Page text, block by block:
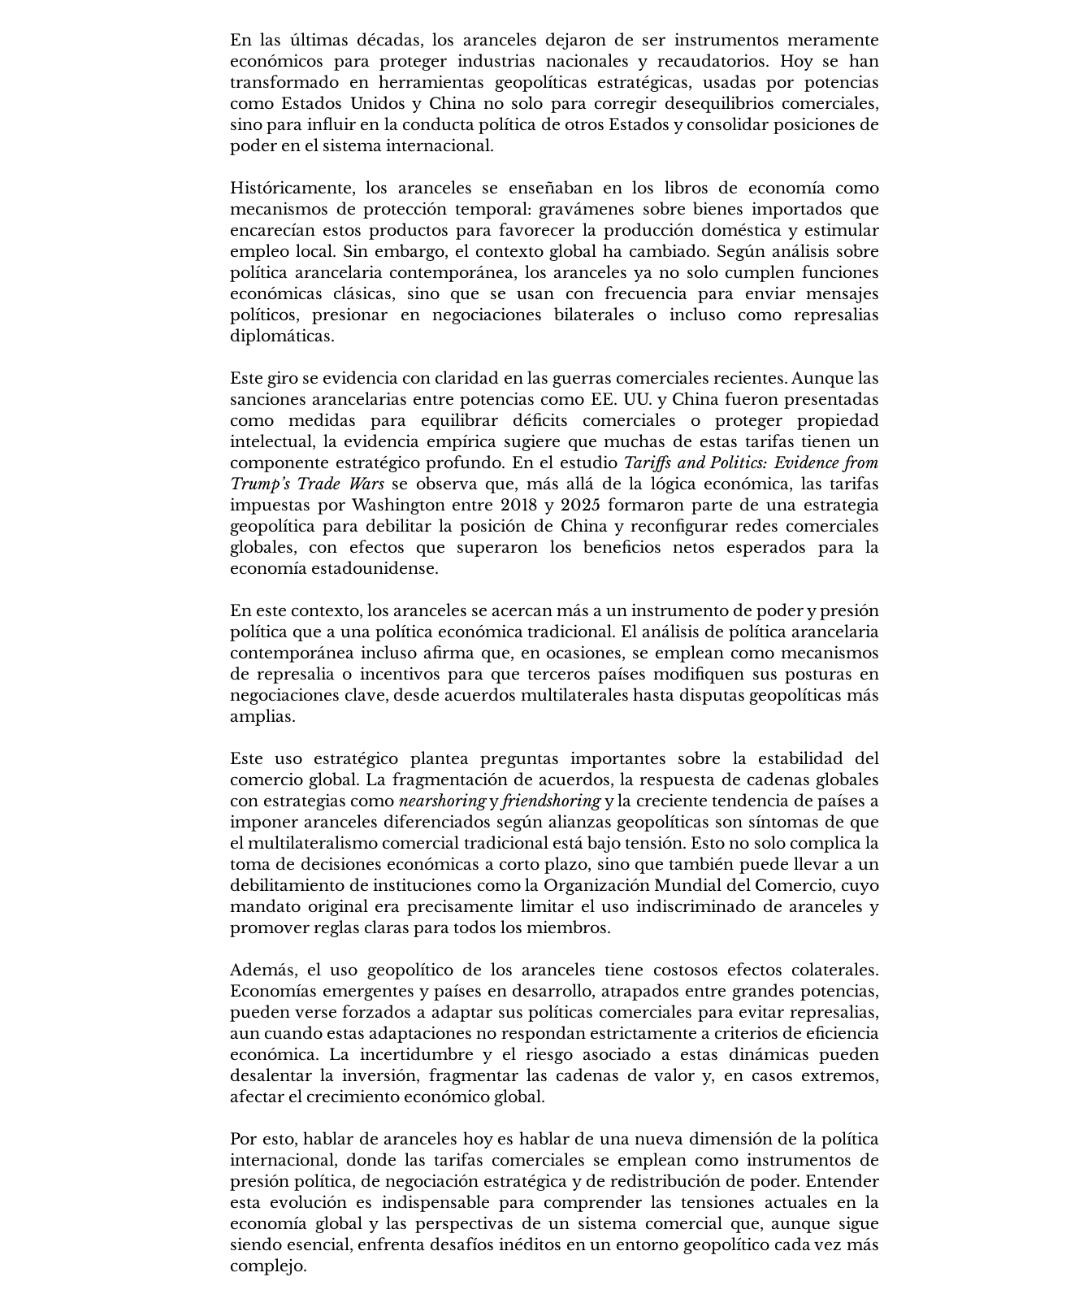
En las últimas décadas, los aranceles dejaron de ser instrumentos meramente
económicos para proteger industrias nacionales y recaudatorios. Hoy se han
transformado en herramientas geopolíticas estratégicas, usadas por potencias
como Estados Unidos y China no solo para corregir desequilibrios comerciales,
sino para influir en la conducta política de otros Estados y consolidar posiciones de
poder en el sistema internacional.
Históricamente, los aranceles se enseñaban en los libros de economía como
mecanismos de protección temporal: gravámenes sobre bienes importados que
encarecían estos productos para favorecer la producción doméstica y estimular
empleo local. Sin embargo, el contexto global ha cambiado. Según análisis sobre
política arancelaria contemporánea, los aranceles ya no solo cumplen funciones
económicas clásicas, sino que se usan con frecuencia para enviar mensajes
políticos, presionar en negociaciones bilaterales o incluso como represalias
diplomáticas.
Este giro se evidencia con claridad en las guerras comerciales recientes. Aunque las
sanciones arancelarias entre potencias como EE. UU. y China fueron presentadas
como medidas para equilibrar déficits comerciales o proteger propiedad
intelectual, la evidencia empírica sugiere que muchas de estas tarifas tienen un
componente estratégico profundo. En el estudio Tariffs and Politics: Evidence from
Trump’s Trade Warsse observa que, más allá de la lógica económica, las tarifas
impuestas por Washington entre 2018 y 2025 formaron parte de una estrategia
geopolítica para debilitar la posición de China y reconfigurar redes comerciales
globales, con efectos que superaron los beneficios netos esperados para la
economía estadounidense.
En este contexto, los aranceles se acercan más a un instrumento de poder y presión
política que a una política económica tradicional. El análisis de política arancelaria
contemporánea incluso afirma que, en ocasiones, se emplean como mecanismos
de represalia o incentivos para que terceros países modifiquen sus posturas en
negociaciones clave, desde acuerdos multilaterales hasta disputas geopolíticas más
amplias.
Este uso estratégico plantea preguntas importantes sobre la estabilidad del
comercio global. La fragmentación de acuerdos, la respuesta de cadenas globales
con estrategias como nearshoringy friendshoringy la creciente tendencia de países a
imponer aranceles diferenciados según alianzas geopolíticas son síntomas de que
el multilateralismo comercial tradicional está bajo tensión. Esto no solo complica la
toma de decisiones económicas a corto plazo, sino que también puede llevar a un
debilitamiento de instituciones como la Organización Mundial del Comercio, cuyo
mandato original era precisamente limitar el uso indiscriminado de aranceles y
promover reglas claras para todos los miembros.
Además, el uso geopolítico de los aranceles tiene costosos efectos colaterales.
Economías emergentes y países en desarrollo, atrapados entre grandes potencias,
pueden verse forzados a adaptar sus políticas comerciales para evitar represalias,
aun cuando estas adaptaciones no respondan estrictamente a criterios de eficiencia
económica. La incertidumbre y el riesgo asociado a estas dinámicas pueden
desalentar la inversión, fragmentar las cadenas de valor y, en casos extremos,
afectar el crecimiento económico global.
Por esto, hablar de aranceles hoy es hablar de una nueva dimensión de la política
internacional, donde las tarifas comerciales se emplean como instrumentos de
presión política, de negociación estratégica y de redistribución de poder. Entender
esta evolución es indispensable para comprender las tensiones actuales en la
economía global y las perspectivas de un sistema comercial que, aunque sigue
siendo esencial, enfrenta desafíos inéditos en un entorno geopolítico cada vez más
complejo.